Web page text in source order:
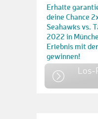
Erhalte
deine Chance
Seahawks vs.
2022 in
Erlebnis mit
gewinnen!
Los-